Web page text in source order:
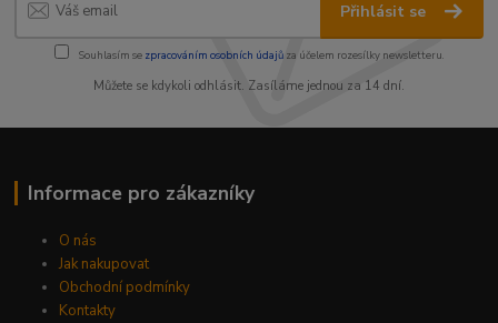
Přihlásit se
Souhlasím se zpracováním osobních údajůza účelem rozesílky newsletteru.
Můžete se kdykoli odhlásit. Zasíláme jednou za 14 dní.
Informace pro zákazníky
O nás
Jak nakupovat
Obchodní podmínky
Kontakty